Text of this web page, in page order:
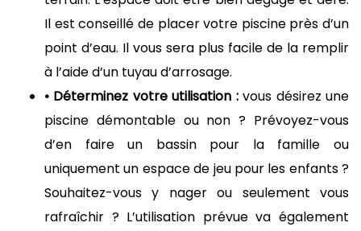
Il est conseillé de placer votre piscine près d’un
point d’eau. Il vous sera plus facile de la remplir
à l’aide d’un tuyau d’arrosage.
• Déterminez votre utilisation :vous désirez une
piscine démontable ou non ? Prévoyez-vous
d’en faire un bassin pour la famille ou
uniquement un espace de jeu pour les enfants ?
Souhaitez-vous y nager ou seulement vous
rafraîchir ? L’utilisation prévue va également